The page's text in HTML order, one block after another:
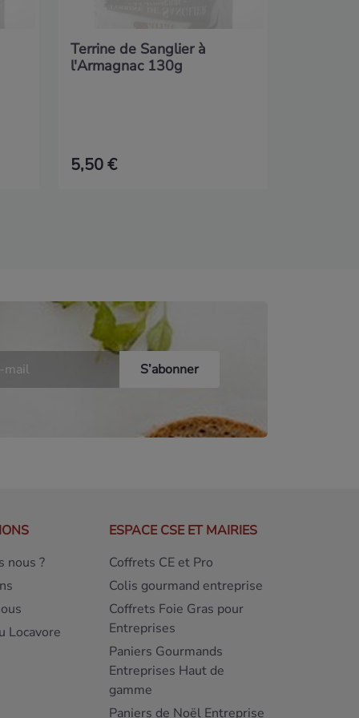
Terrine de Sanglier à
l'Armagnac 130g
5,50 €
nous ?
Locavore
ESPACE CSE ET MAIRIES
Coffrets CE et Pro
Colis gourmand entreprise
Coffrets Foie Gras pour
Entreprises
Paniers Gourmands
Entreprises Haut de
gamme
Paniers de Noël Entreprise